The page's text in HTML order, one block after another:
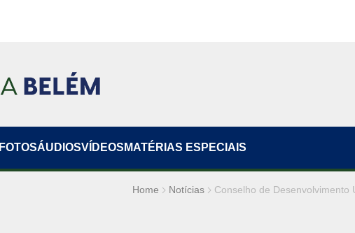
FOTOSÁUDIOSVÍDEOS MATÉRIAS ESPECIAIS
Home Notícias Conselho de Desenvolvimento